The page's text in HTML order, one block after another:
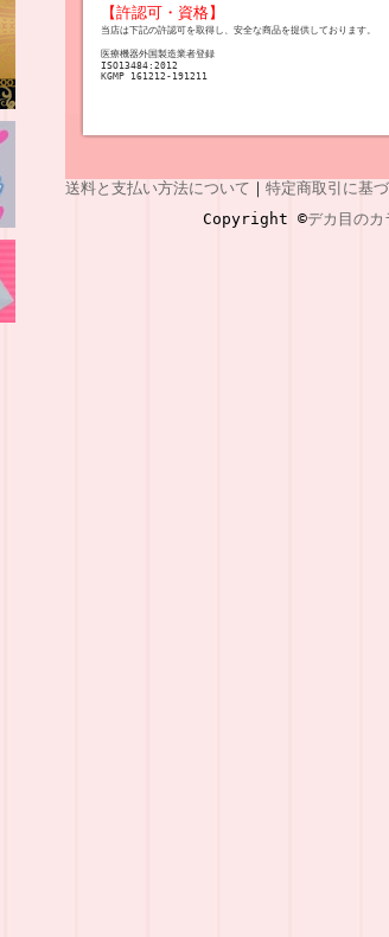
【許認可・資格】
当店は下記の許認可を取得し、安全な商品を提供しております。
医療機器外国製造業者登録
ISO13484:2012
KGMP 161212-191211
送料と支払い方法について ｜ 特定商取引に基
Copyright ©デカ目のカ